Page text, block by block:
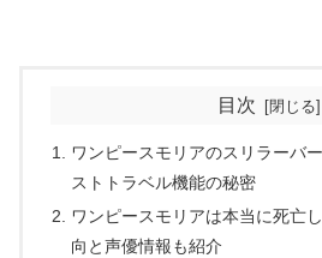
目次
ワンピースモリアのスリラーバ
ストトラベル機能の秘密
ワンピースモリアは本当に死亡
向と声優情報も紹介